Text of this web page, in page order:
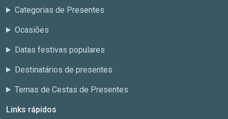
Categorias de Presentes
Ocasiões
Datas festivas populares
Destinatários de presentes
Temas de Cestas de Presentes
Links rápidos